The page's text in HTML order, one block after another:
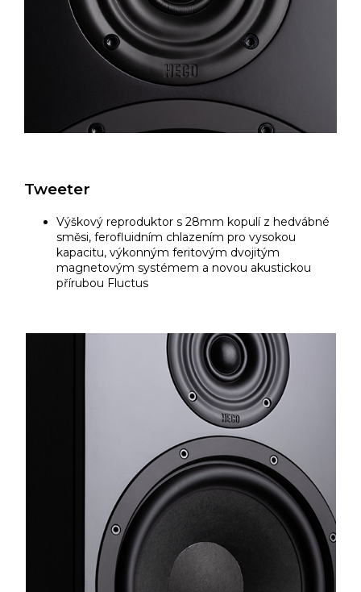
Tweeter
Výškový reproduktor s 28mm kopulí z hedvábné
směsi, ferofluidním chlazením pro vysokou
kapacitu, výkonným feritovým dvojitým
magnetovým systémem a novou akustickou
přírubou Fluctus